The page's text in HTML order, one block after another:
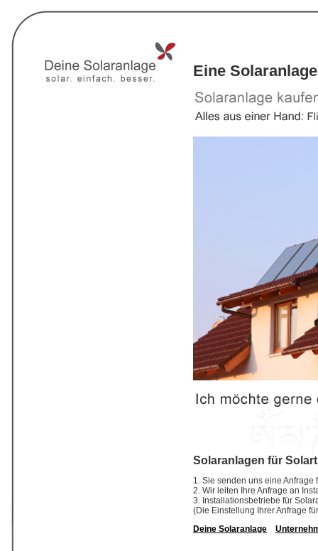
Eine
Solaranlagen für
1. Sie senden uns eine
2. Wir leiten Ihre Anfrage an
3. Installationsbetriebe für
(Die Einstellung Ihrer Anfrage
Deine Solaranlage